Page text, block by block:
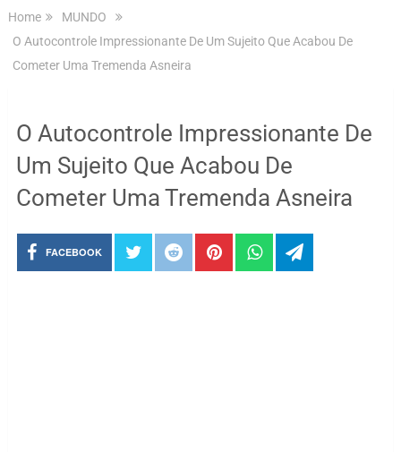
Home
MUNDO
O Autocontrole Impressionante De Um Sujeito Que Acabou De
Cometer Uma Tremenda Asneira
O Autocontrole Impressionante De
Um Sujeito Que Acabou De
Cometer Uma Tremenda Asneira
FACEBOOK